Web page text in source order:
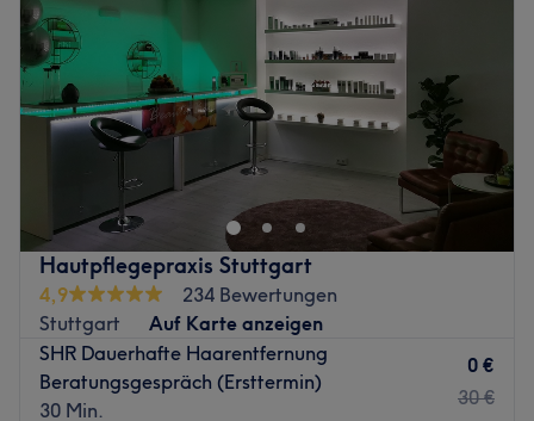
Hautpflegepraxis Stuttgart
4,9
234 Bewertungen
Stuttgart
Auf Karte anzeigen
SHR Dauerhafte Haarentfernung
Beratungsgespräch (Ersttermin)
30 Min.
0 €
30 €